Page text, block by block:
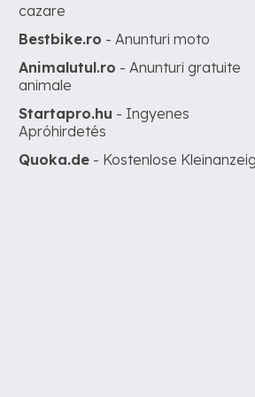
cazare
Bestbike.ro - Anunturi moto
Animalutul.ro - Anunturi gratuite
animale
Startapro.hu - Ingyenes
Apróhirdetés
Quoka.de - Kostenlose